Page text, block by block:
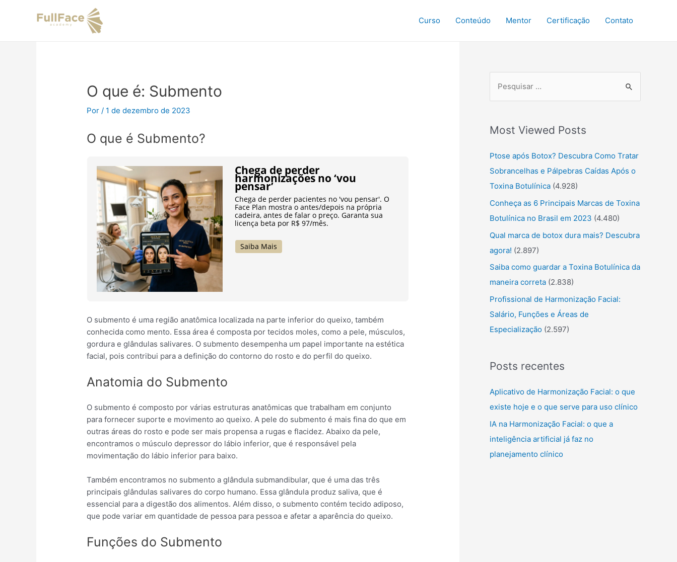
Curso Conteúdo Mentor Certificação Contato
O que é: Submento
Por/ 1 de dezembro de 2023
O que é Submento?
Chega de perder
harmonizações no ‘vou
pensar’
Chega de perder pacientes no 'vou pensar'. O
Face Plan mostra o antes/depois na própria
cadeira, antes de falar o preço. Garanta sua
licença beta por R$ 97/mês.
Saiba Mais
O submento é uma região anatômica localizada na parte inferior do queixo, também
conhecida como mento. Essa área é composta por tecidos moles, como a pele, músculos,
gordura e glândulas salivares. O submento desempenha um papel importante na estética
facial, pois contribui para a definição do contorno do rosto e do perfil do queixo.
Anatomia do Submento
O submento é composto por várias estruturas anatômicas que trabalham em conjunto
para fornecer suporte e movimento ao queixo. A pele do submento é mais fina do que em
outras áreas do rosto e pode ser mais propensa a rugas e flacidez. Abaixo da pele,
encontramos o músculo depressor do lábio inferior, que é responsável pela
movimentação do lábio inferior para baixo.
Também encontramos no submento a glândula submandibular, que é uma das três
principais glândulas salivares do corpo humano. Essa glândula produz saliva, que é
essencial para a digestão dos alimentos. Além disso, o submento contém tecido adiposo,
que pode variar em quantidade de pessoa para pessoa e afetar a aparência do queixo.
Funções do Submento
de
Post
r
c
Most Viewed Posts
Ptose após Botox? Descubra Como Tratar
Sobrancelhas e Pálpebras Caídas Após o
Toxina Botulínica (4.928)
Conheça as 6 Principais Marcas de Toxina
Botulínica no Brasil em 2023 (4.480)
Qual marca de botox dura mais? Descubra
agora! (2.897)
Saiba como guardar a Toxina Botulínica da
maneira correta (2.838)
Profissional de Harmonização Facial:
Salário, Funções e Áreas de
Especialização (2.597)
Posts recentes
Aplicativo de Harmonização Facial: o que
existe hoje e o que serve para uso clínico
IA na Harmonização Facial: o que a
inteligência artificial já faz no
planejamento clínico